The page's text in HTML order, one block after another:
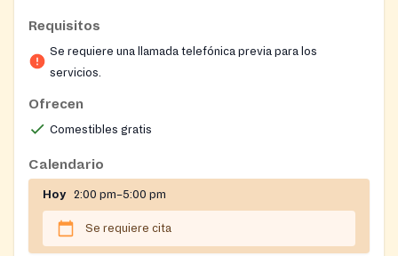
Requisitos
Se requiere una llamada telefónica previa para los
servicios.
Ofrecen
Comestibles gratis
Calendario
Hoy 2:00 pm–5:00 pm
Se requiere cita